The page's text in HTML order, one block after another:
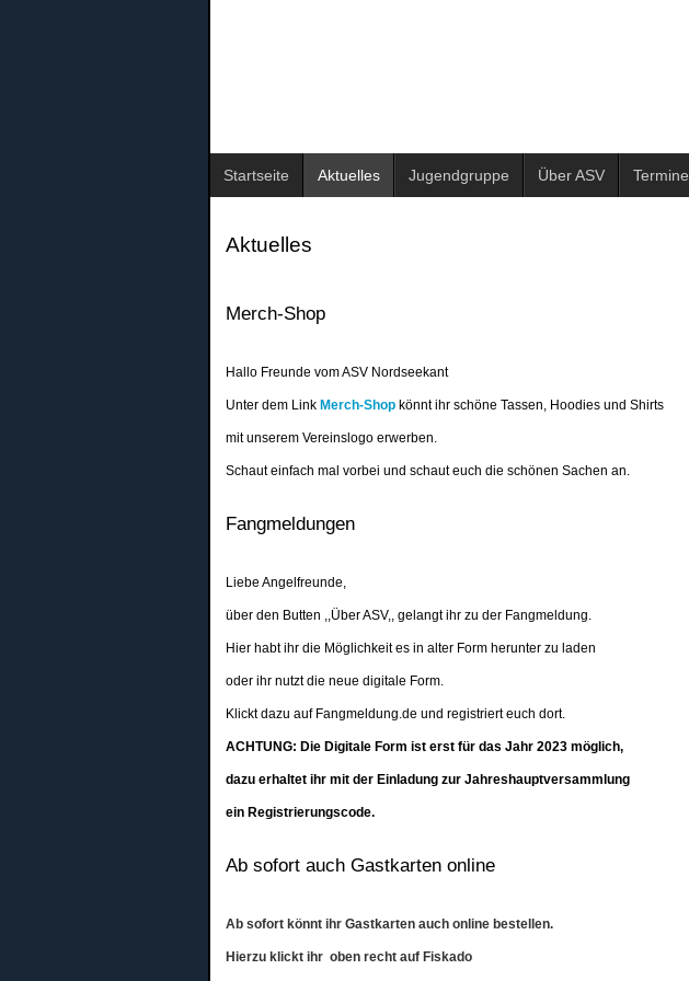
Startseite Aktuelles Jugendgruppe Über ASV Termine
Aktuelles
Merch-Shop
Hallo Freunde vom ASV Nordseekant
Unter dem Link Merch-Shop könnt ihr schöne Tassen, Hoodies und Shirts
mit unserem Vereinslogo erwerben.
Schaut einfach mal vorbei und schaut euch die schönen Sachen an.
Fangmeldungen
Liebe Angelfreunde,
über den Butten ,,Über ASV,, gelangt ihr zu der Fangmeldung.
Hier habt ihr die Möglichkeit es in alter Form herunter zu laden
oder ihr nutzt die neue digitale Form.
Klickt dazu auf Fangmeldung.de und registriert euch dort.
ACHTUNG: Die Digitale Form ist erst für das Jahr 2023 möglich,
dazu erhaltet ihr mit der Einladung zur Jahreshauptversammlung
ein Registrierungscode.
Ab sofort auch Gastkarten online
Ab sofort könnt ihr Gastkarten auch online bestellen.
Hierzu klickt ihr oben recht auf Fiskado